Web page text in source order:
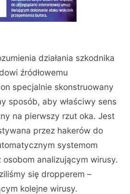
działania szkodnika
źródłowemu
specjalnie skonstruowany
sposób, aby właściwy sens
na pierwszy rzut oka. Jest
przez hakerów do
systemom
osobom analizującym wirusy.
się dropperem –
kolejne wirusy.